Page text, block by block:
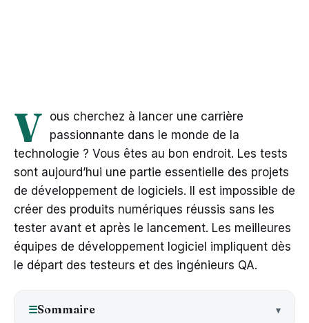
V ous cherchez à lancer une carrière
passionnante dans le monde de la
technologie ? Vous êtes au bon endroit. Les tests
sont aujourd’hui une partie essentielle des projets
de développement de logiciels. Il est impossible de
créer des produits numériques réussis sans les
tester avant et après le lancement. Les meilleures
équipes de développement logiciel impliquent dès
le départ des testeurs et des ingénieurs QA.
☰Sommaire